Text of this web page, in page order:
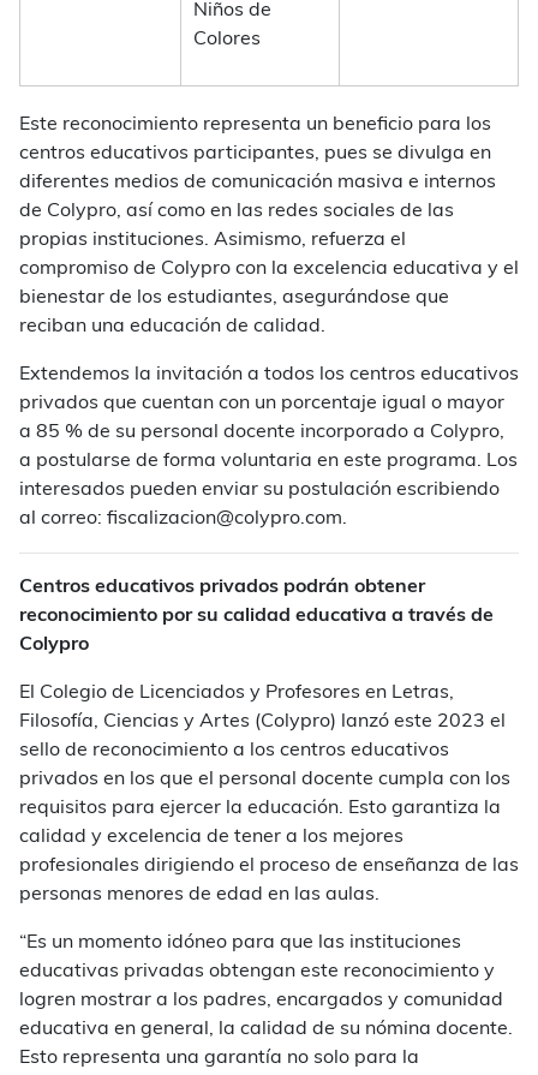
Niños de
Colores
Este reconocimiento representa un beneficio para los
centros educativos participantes, pues se divulga en
diferentes medios de comunicación masiva e internos
de Colypro, así como en las redes sociales de las
propias instituciones. Asimismo, refuerza el
compromiso de Colypro con la excelencia educativa y el
bienestar de los estudiantes, asegurándose que
reciban una educación de calidad.
Extendemos la invitación a todos los centros educativos
privados que cuentan con un porcentaje igual o mayor
a 85 % de su personal docente incorporado a Colypro,
a postularse de forma voluntaria en este programa. Los
interesados pueden enviar su postulación escribiendo
al correo: fiscalizacion@colypro.com.
Centros educativos privados podrán obtener
reconocimiento por su calidad educativa a través de
Colypro
El Colegio de Licenciados y Profesores en Letras,
Filosofía, Ciencias y Artes (Colypro) lanzó este 2023 el
sello de reconocimiento a los centros educativos
privados en los que el personal docente cumpla con los
requisitos para ejercer la educación. Esto garantiza la
calidad y excelencia de tener a los mejores
profesionales dirigiendo el proceso de enseñanza de las
personas menores de edad en las aulas.
“Es un momento idóneo para que las instituciones
educativas privadas obtengan este reconocimiento y
logren mostrar a los padres, encargados y comunidad
educativa en general, la calidad de su nómina docente.
Esto representa una garantía no solo para la